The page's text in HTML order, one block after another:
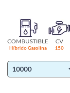
COMBUSTIBLE
Híbrido Gasolina
CV
150